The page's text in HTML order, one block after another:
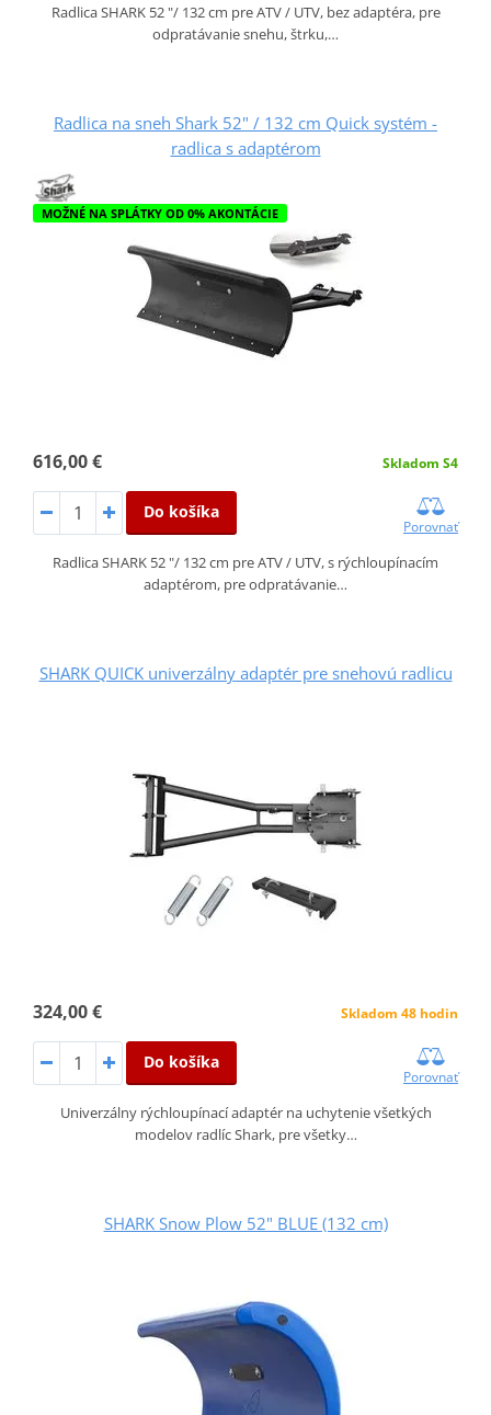
Radlica SHARK 52 "/ 132 cm pre ATV / UTV, bez adaptéra, pre
odpratávanie snehu, štrku,…
Radlica na sneh Shark 52" / 132 cm Quick systém -
radlica s adaptérom
MOŽNÉ NA SPLÁTKY OD 0% AKONTÁCIE
616,00 € Skladom S4
Do košíka
Porovnať
Radlica SHARK 52 "/ 132 cm pre ATV / UTV, s rýchloupínacím
adaptérom, pre odpratávanie…
SHARK QUICK univerzálny adaptér pre snehovú radlicu
324,00 € Skladom 48 hodin
Do košíka
Porovnať
Univerzálny rýchloupínací adaptér na uchytenie všetkých
modelov radlíc Shark, pre všetky…
SHARK Snow Plow 52" BLUE (132 cm)